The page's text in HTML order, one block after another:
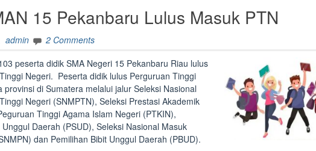
15 Pekanbaru Lulus Masuk PTN
admin
2 Comments
peserta didik SMA Negeri 15 Pekanbaru Riau lulus
Negeri. Peserta didik lulus Perguruan Tinggi
provinsi di Sumatera melalui jalur Seleksi Nasional
Negeri (SNMPTN), Seleksi Prestasi Akademik
Tinggi Agama Islam Negeri (PTKIN),
Daerah (PSUD), Seleksi Nasional Masuk
dan Pemilihan Bibit Unggul Daerah (PBUD).